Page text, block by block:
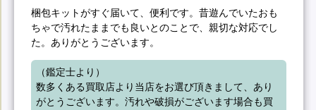
梱包キットがすぐ届いて、便利です。昔遊んでいたおも
ちゃで汚れたままでも良いとのことで、親切な対応でし
た。ありがとうございます。
（鑑定士より）
数多くある買取店より当店をお選び頂きまして、あり
がとうございます。汚れや破損がございます場合も買